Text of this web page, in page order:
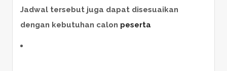
Jadwal tersebut juga dapat disesuaikan
dengan kebutuhan calon peserta